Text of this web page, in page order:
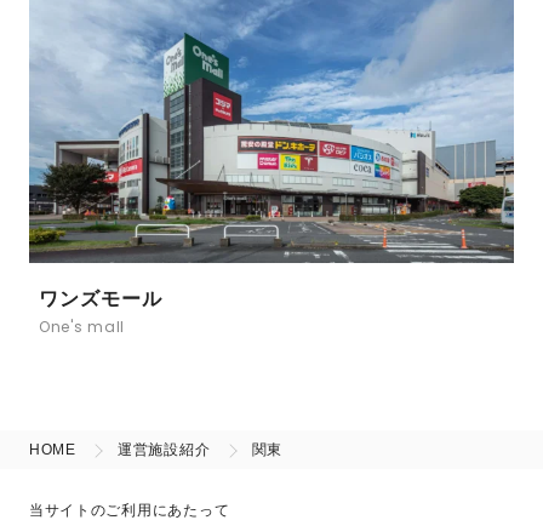
ワンズモール
One's mall
HOME 運営施設紹介 関東
当サイトのご利用にあたって